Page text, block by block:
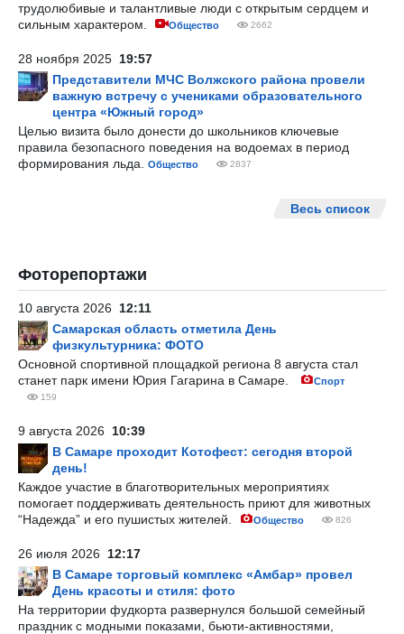
трудолюбивые и талантливые люди с открытым сердцем и
сильным характером.
Общество 2662
28 ноября 2025 19:57
Представители МЧС Волжского района провели
важную встречу с учениками образовательного
центра «Южный город»
Целью визита было донести до школьников ключевые
правила безопасного поведения на водоемах в период
формирования льда.
Общество 2837
Весь список
Фоторепортажи
10 августа 2026 12:11
Самарская область отметила День
физкультурника: ФОТО
Основной спортивной площадкой региона 8 августа стал
станет парк имени Юрия Гагарина в Самаре.
Спорт
159
9 августа 2026 10:39
В Самаре проходит Котофест: сегодня второй
день!
Каждое участие в благотворительных мероприятиях
помогает поддерживать деятельность приют для животных
“Надежда” и его пушистых жителей.
Общество 826
26 июля 2026 12:17
В Самаре торговый комплекс «Амбар» провел
День красоты и стиля: фото
На территории фудкорта развернулся большой семейный
праздник с модными показами, бьюти-активностями,